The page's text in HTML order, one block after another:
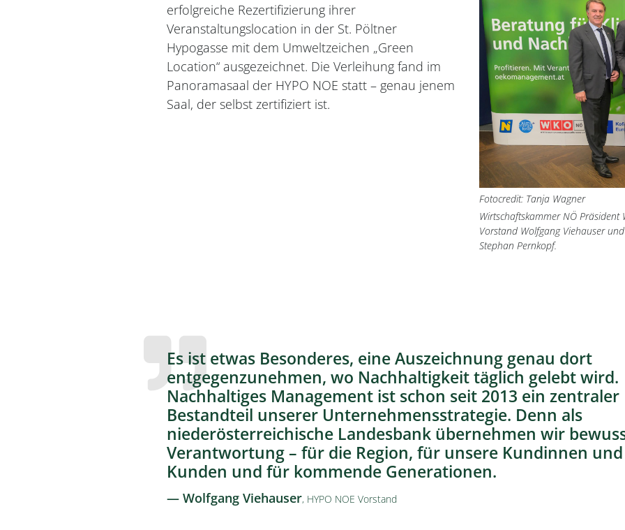
erfolgreiche Rezertifizierung ihrer
Veranstaltungslocation in der St. Pöltner
Hypogasse mit dem Umweltzeichen „Green
Location“ ausgezeichnet. Die Verleihung fand im
Panoramasaal der HYPO NOE statt – genau jenem
Saal, der selbst zertifiziert ist.
Fotocredit: Tanja Wagner
Wirtschaftskammer NÖ Präsident
Vorstand Wolfgang Viehauser
Stephan Pernkopf.
Es ist etwas Besonderes, eine Auszeichnung genau dort
entgegenzunehmen, wo Nachhaltigkeit täglich gelebt wird.
Nachhaltiges Management ist schon seit 2013 ein zentraler
Bestandteil unserer Unternehmensstrategie. Denn als
niederösterreichische Landesbank übernehmen wir
Verantwortung – für die Region, für unsere Kundinnen und
Kunden und für kommende Generationen.
— Wolfgang Viehauser, HYPO NOE Vorstand